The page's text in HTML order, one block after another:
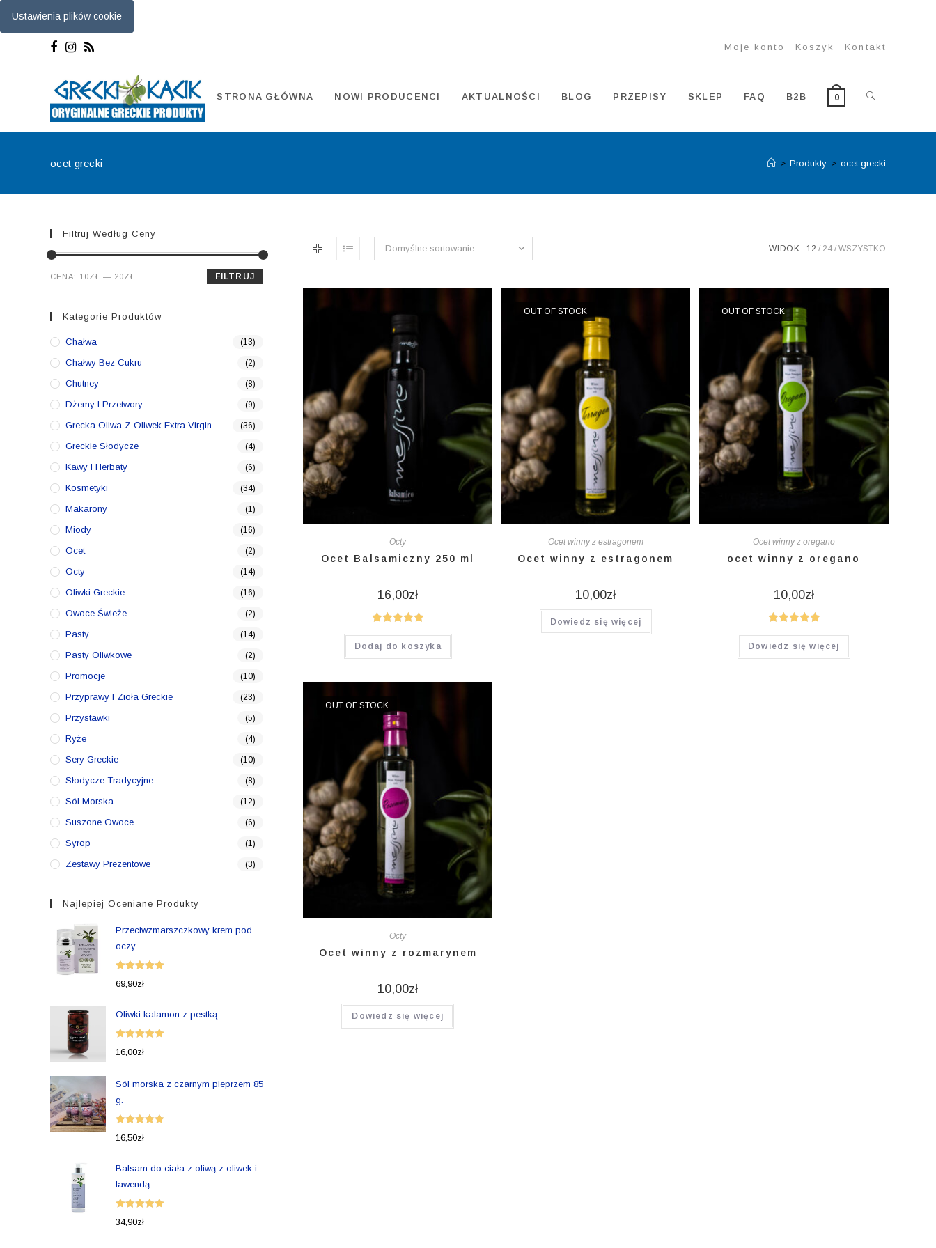
Ustawienia plików cookie
Moje konto Koszyk Kontakt
STRONA GŁÓWNA NOWI PRODUCENCI AKTUALNOŚCI BLOG PRZEPISY SKLEP FAQ B2B 0 TOGGLE
WEBSITE
ocet grecki > Produkty > ocet grecki
Domyślne sortowanie WIDOK: 12 24 WSZYSTKO
Octy
Ocet Balsamiczny 250 ml
16,00zł
Oceniono
5.00na 5
Dodaj do koszyka
OUT OF STOCK
Ocet winny z estragonem
Ocet winny z estragonem
10,00zł
Dowiedz się więcej
OUT OF STOCK
Ocet winny z oregano
ocet winny z oregano
10,00zł
Oceniono
5.00 na 5
Dowiedz się więcej
OUT OF STOCK
Octy
Ocet winny z rozmarynem
10,00zł
Dowiedz się więcej
Filtruj Według Ceny
Cena
Cena
FILTRUJ
CENA: 10ZŁ — 20ZŁ
Kategorie Produktów
Chałwa (13)
Chałwy Bez Cukru (2)
Chutney (8)
Dżemy I Przetwory (9)
Grecka Oliwa Z Oliwek Extra Virgin (36)
Greckie Słodycze (4)
Kawy I Herbaty (6)
Kosmetyki (34)
Makarony (1)
Miody (16)
Ocet (2)
Octy (14)
Oliwki Greckie (16)
Owoce Świeże (2)
Pasty (14)
Pasty Oliwkowe (2)
Promocje (10)
Przyprawy I Zioła Greckie (23)
Przystawki (5)
Ryże (4)
Sery Greckie (10)
Słodycze Tradycyjne (8)
Sól Morska (12)
Suszone Owoce (6)
Syrop (1)
Zestawy Prezentowe (3)
Najlepiej Oceniane Produkty
Przeciwzmarszczkowy krem pod
oczy
Oceniono
69,90zł
Oliwki kalamon z pestką
Oceniono
16,00zł
Sól morska z czarnym pieprzem 85
g.
Oceniono
16,50zł
Balsam do ciała z oliwą z oliwek i
lawendą
Oceniono
34,90zł